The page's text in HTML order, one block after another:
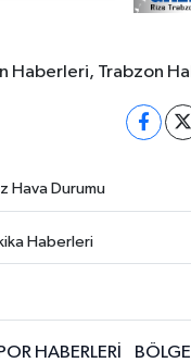
Haberleri, Trabzon
Hava Durumu
Haberleri
HABERLERİ